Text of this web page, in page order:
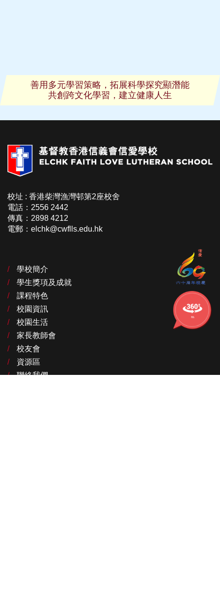
學校的
360校舍
善用多元學習策略，拓展科學探究顯潛能
共創跨文化學習，建立健康人生
校址 : 香港柴灣漁灣邨第2座校舍
電話：2556 2442
傳真：2898 4212
電郵：elchk@cwflls.edu.hk
學校簡介
學生獎項及成就
課程特色
校園資訊
校園生活
家長教師會
校友會
資源區
聯絡我們